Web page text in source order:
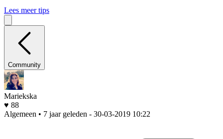
Lees meer tips
Community
Mariekska
♥ 88
Algemeen • 7 jaar geleden - 30-03-2019 10:22